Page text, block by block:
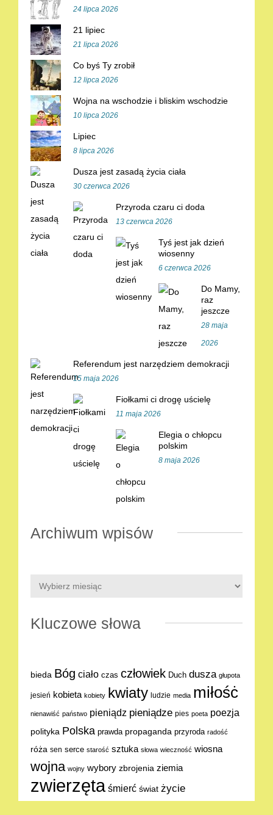
24 lipca 2026
21 lipiec
21 lipca 2026
Co byś Ty zrobił
12 lipca 2026
Wojna na wschodzie i bliskim wschodzie
10 lipca 2026
Lipiec
8 lipca 2026
Dusza jest zasadą życia ciała
30 czerwca 2026
Przyroda czaru ci doda
13 czerwca 2026
Tyś jest jak dzień
wiosenny
6 czerwca 2026
Do Mamy,
raz
jeszcze
28 maja
2026
Referendum jest narzędziem demokracji
15 maja 2026
Fiołkami ci drogę uścielę
11 maja 2026
Elegia o chłopcu
polskim
8 maja 2026
Archiwum wpisów
Kluczowe słowa
bieda Bóg ciało czas człowiek Duch dusza głupota
jesień kobieta kobiety kwiaty ludzie media miłośċ
nienawiść państwo pieniądz pieniądze pies poeta poezja
polityka Polska prawda propaganda przyroda radość
róża sen serce starość sztuka słowa wieczność wiosna
wojna wojny wybory zbrojenia ziemia
zwierzęta śmierć świat życie